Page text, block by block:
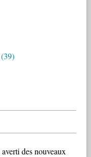
(39)
des nouveaux